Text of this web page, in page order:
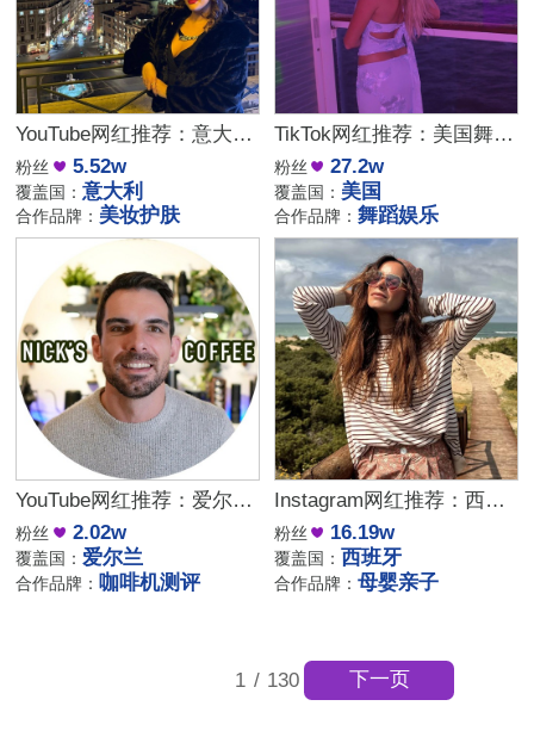
YouTube网红推荐：意大利家庭生活美妆护肤尾部博主
粉丝 5.52w
覆盖国：意大利
合作品牌： 美妆护肤
TikTok网红推荐：美国舞蹈美女娱乐达人资源
粉丝 27.2w
覆盖国： 美国
合作品牌：舞蹈娱乐
YouTube网红推荐：爱尔兰咖啡设备测评博主
粉丝 2.02w
覆盖国： 爱尔兰
合作品牌： 咖啡机测评
Instagram网红推荐：西班牙母婴亲子家庭博主，出海品牌合作推荐
粉丝 16.19w
覆盖国： 西班牙
合作品牌：母婴亲子
1 / 130 下一页